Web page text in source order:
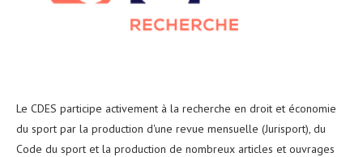
Le CDES participe activement à la recherche en droit et économie
du sport par la production d'une revue mensuelle (Jurisport), du
Code du sport et la production de nombreux articles et ouvrages